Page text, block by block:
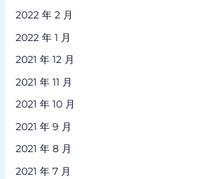
2022 年 2 月
2022 年 1 月
2021 年 12 月
2021 年 11 月
2021 年 10 月
2021 年 9 月
2021 年 8 月
2021 年 7 月